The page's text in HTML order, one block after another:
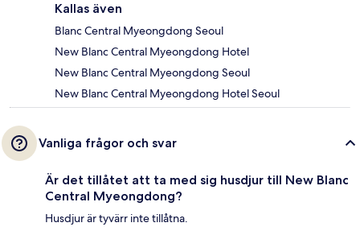
Kallas även
Blanc Central Myeongdong Seoul
New Blanc Central Myeongdong Hotel
New Blanc Central Myeongdong Seoul
New Blanc Central Myeongdong Hotel Seoul
Vanliga frågor och svar
Är det tillåtet att ta med sig husdjur till New Blanc
Central Myeongdong?
Husdjur är tyvärr inte tillåtna.